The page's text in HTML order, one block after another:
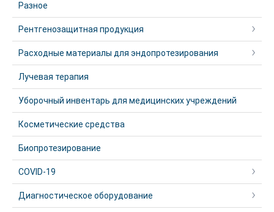
Разное
Рентгенозащитная продукция
Расходные материалы для эндопротезирования
Лучевая терапия
Уборочный инвентарь для медицинских учреждений
Косметические средства
Биопротезирование
COVID-19
Диагностическое оборудование